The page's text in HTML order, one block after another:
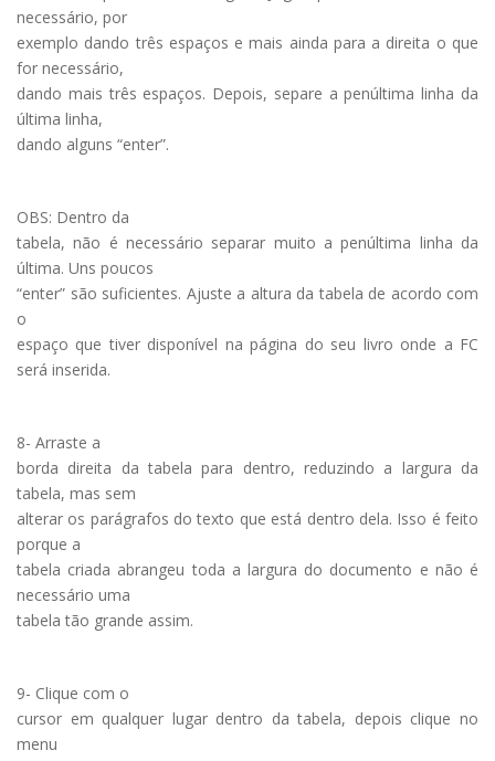
necessário, por
exemplo dando três espaços e mais ainda para a direita o que
for necessário,
dando mais três espaços. Depois, separe a penúltima linha da
última linha,
dando alguns “enter”.
OBS: Dentro da
tabela, não é necessário separar muito a penúltima linha da
última. Uns poucos
“enter” são suficientes. Ajuste a altura da tabela de acordo com
o
espaço que tiver disponível na página do seu livro onde a FC
será inserida.
8- Arraste a
borda direita da tabela para dentro, reduzindo a largura da
tabela, mas sem
alterar os parágrafos do texto que está dentro dela. Isso é feito
porque a
tabela criada abrangeu toda a largura do documento e não é
necessário uma
tabela tão grande assim.
9- Clique com o
cursor em qualquer lugar dentro da tabela, depois clique no
menu